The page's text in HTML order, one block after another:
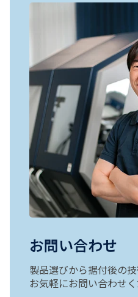
お問い合わせ
製品選びから据付後の
お気軽にお問い合わせく